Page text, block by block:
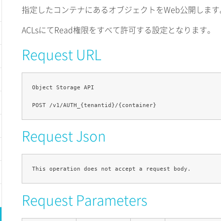
指定したコンテナにあるオブジェクトをWeb公開しま
ACLsにてRead権限をすべて許可する設定となります。
Request URL
Object Storage API
Request Json
Request Parameters